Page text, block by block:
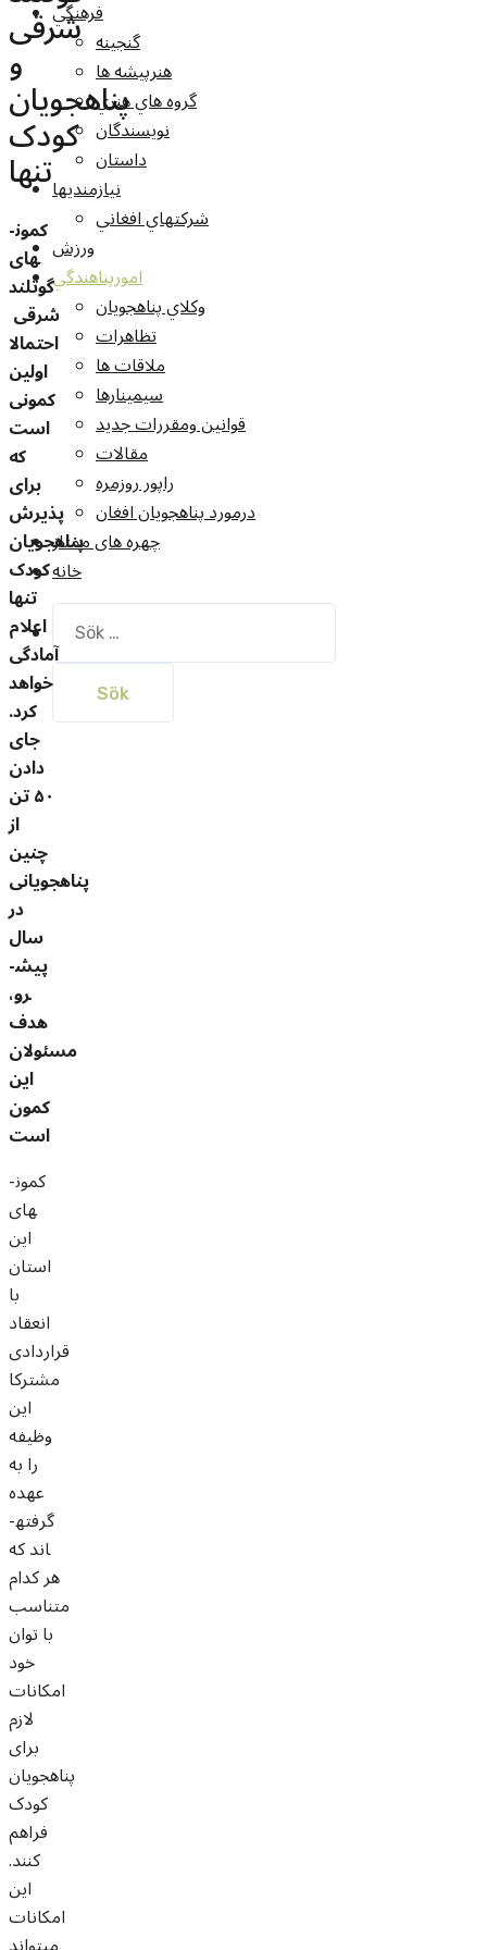
فرهنگي
گنجينه
هنرپيشه ها
گروه هاي هنري
نويسندگان
داستان
نيازمنديها
شرکتهاي افغاني
ورزش
امورپناهندگي
وکلاي پناهجويان
تظاهرات
ملاقات ها
سيمينارها
قوانين ومقررات جديد
مقالات
راپور روزمره
درمورد پناهجويان افغان
چهره های ممتاز
خانه
efter:
شرقی
و
پناهجویان
کودک
تنها
کمون­
های
گوتلند
شرقی
احتمالا
اولین
کمونی
است
که
برای
پذیرش
پناهجویان
کودک
تنها
اعلام
آمادگی
خواهد
کرد.
جای
دادن
۵۰ تن
از
چنین
پناهجویانی
در
سال
پیش­
رو،
هدف
مسئولان
این
کمون
است
کمون­
های
این
استان
با
انعقاد
قراردادی
مشترکا
این
وظیفه
را به
عهده
گرفته­
اند که
هر کدام
متناسب
با توان
خود
امکانات
لازم
برای
پناهجویان
کودک
فراهم
کنند.
این
امکانات